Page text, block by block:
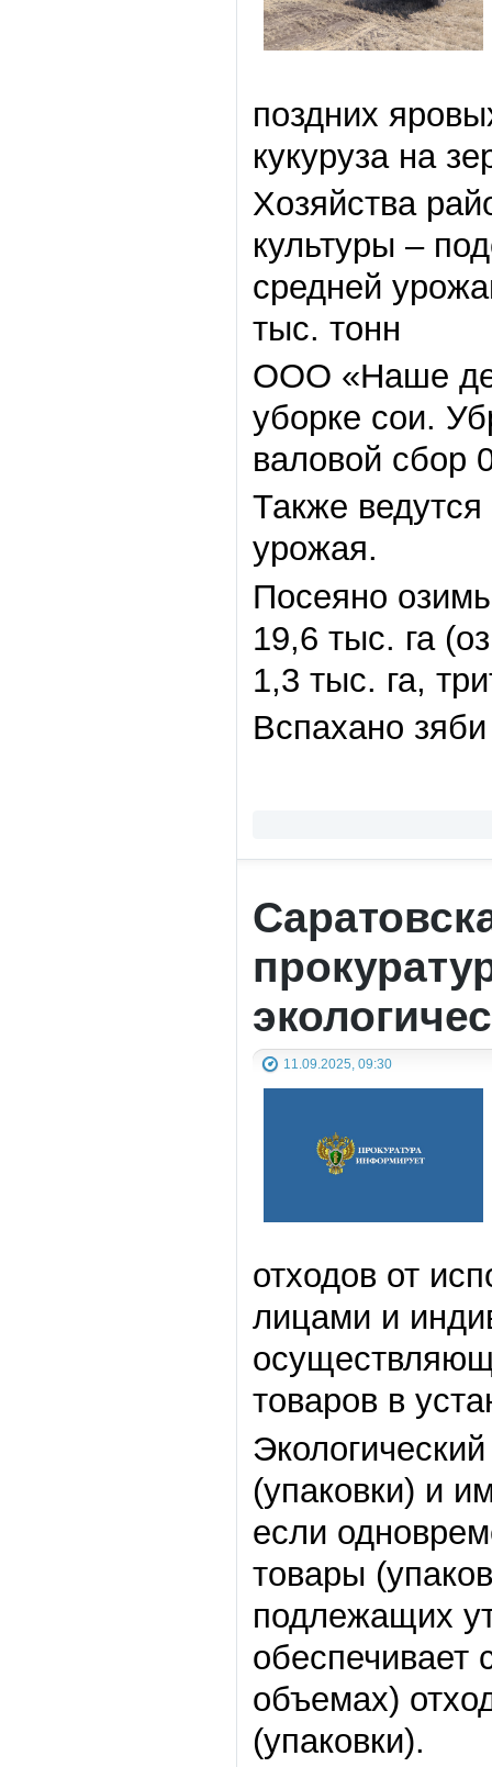
поздних
кукуруза на
Хозяйства
культуры –
средней
тыс. тонн
ООО «Наше
уборке сои.
валовой сбор
Также
урожая.
Посеяно
19,6 тыс. га
1,3 тыс. га,
Вспахано
11.09.2025, 09:30
отходов от
лицами и
товаров в
(упаковки) и
если
товары
подлежащих
обеспечивает
объемах)
(упаковки).